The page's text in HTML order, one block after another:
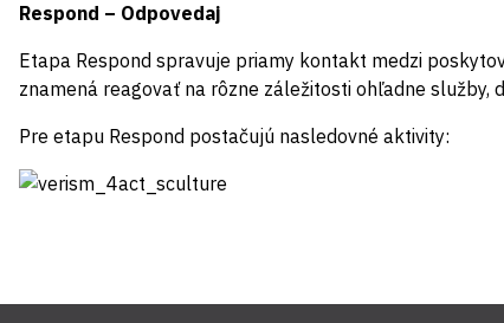
Respond – Odpovedaj
Etapa Respond spravuje priamy kontakt medzi
znamená reagovať na rôzne záležitosti ohľadne služby,
Pre etapu Respond postačujú nasledovné aktivity: